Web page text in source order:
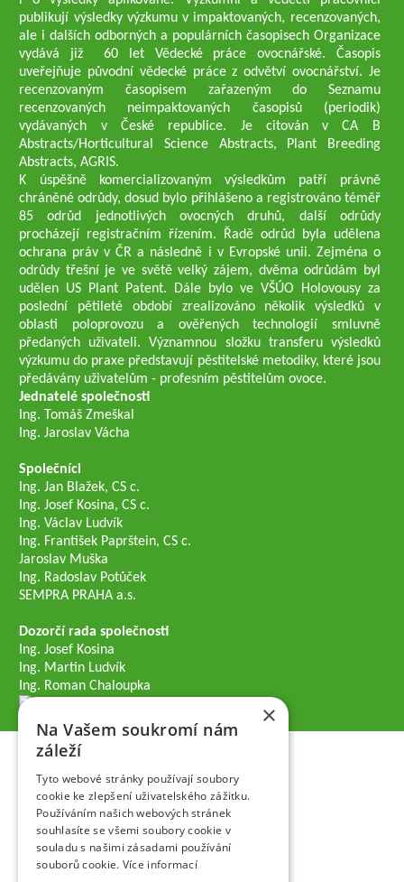
publikují výsledky výzkumu v impaktovaných, recenzovaných,
ale i dalších odborných a populárních časopisech Organizace
vydává již 60 let Vědecké práce ovocnářské. Časopis
uveřejňuje původní vědecké práce z odvětví ovocnářství. Je
recenzovaným časopisem zařazeným do Seznamu
recenzovaných neimpaktovaných časopisů (periodik)
vydávaných v České republice. Je citován v CA B
Abstracts/Horticultural Science Abstracts, Plant Breeding
Abstracts, AGRIS.
K úspěšně komercializovaným výsledkům patří právně
chráněné odrůdy, dosud bylo přihlášeno a registrováno téměř
85 odrůd jednotlivých ovocných druhů, další odrůdy
procházejí registračním řízením. Řadě odrůd byla udělena
ochrana práv v ČR a následně i v Evropské unii. Zejména o
odrůdy třešní je ve světě velký zájem, dvěma odrůdám byl
udělen US Plant Patent. Dále bylo ve VŠÚO Holovousy za
poslední pětileté období zrealizováno několik výsledků v
oblasti poloprovozu a ověřených technologií smluvně
předaných uživateli. Významnou složku transferu výsledků
výzkumu do praxe představují pěstitelské metodiky, které jsou
předávány uživatelům - profesním pěstitelům ovoce.
Jednatelé společnosti
Ing. Tomáš Zmeškal
Ing. Jaroslav Vácha
Společníci
Ing. Jan Blažek, CS c.
Ing. Josef Kosina, CS c.
Ing. Václav Ludvík
Ing. František Paprštein, CS c.
Jaroslav Muška
Ing. Radoslav Potůček
SEMPRA PRAHA a.s.
Dozorčí rada společnosti
Ing. Josef Kosina
Ing. Martin Ludvík
Ing. Roman Chaloupka
×
Na Vašem soukromí nám
záleží
Tyto webové stránky používají soubory
cookie ke zlepšení uživatelského zážitku.
Používáním našich webových stránek
souhlasíte se všemi soubory cookie v
souladu s našimi zásadami používání
souborů cookie. Více informací